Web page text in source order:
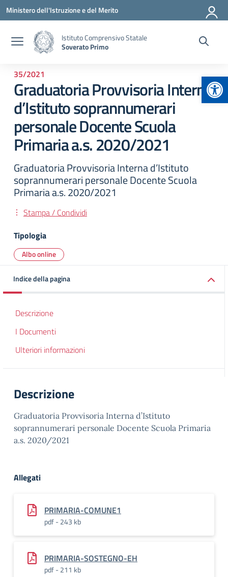
Vai ai contenuti
Vai al menu di navigazione
Vai al footer
Ministero dell'Istruzione e del Merito
Istituto Comprensivo Statale
Soverato Primo
35/2021
Graduatoria Provvisoria Interna
d’Istituto soprannumerari
personale Docente Scuola
Primaria a.s. 2020/2021
Graduatoria Provvisoria Interna d’Istituto
soprannumerari personale Docente Scuola
Primaria a.s. 2020/2021
Stampa / Condividi
Tipologia
Albo online
Indice della pagina
Descrizione
I Documenti
Ulteriori informazioni
Descrizione
Graduatoria Provvisoria Interna d’Istituto
soprannumerari personale Docente Scuola Primaria
a.s. 2020/2021
Allegati
PRIMARIA-COMUNE1
pdf - 243 kb
PRIMARIA-SOSTEGNO-EH
pdf - 211 kb